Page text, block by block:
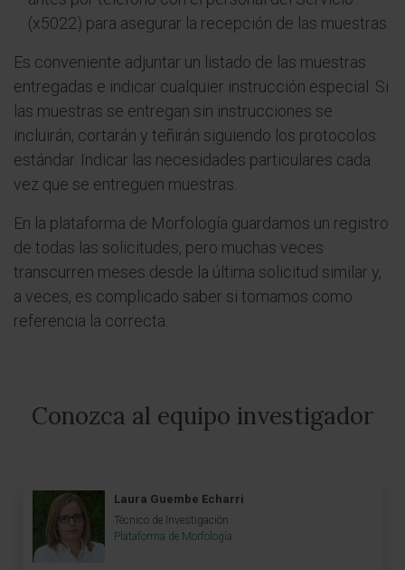
(x5022) para asegurar la recepción de las muestras.
Es conveniente adjuntar un listado de las muestras
entregadas e indicar cualquier instrucción especial. Si
las muestras se entregan sin instrucciones se
incluirán, cortarán y teñirán siguiendo los protocolos
estándar. Indicar las necesidades particulares cada
vez que se entreguen muestras.
En la plataforma de Morfología guardamos un registro
de todas las solicitudes, pero muchas veces
transcurren meses desde la última solicitud similar y,
a veces, es complicado saber si tomamos como
referencia la correcta.
Conozca al equipo investigador
Laura Guembe Echarri
Técnico de Investigación
Plataforma de Morfología